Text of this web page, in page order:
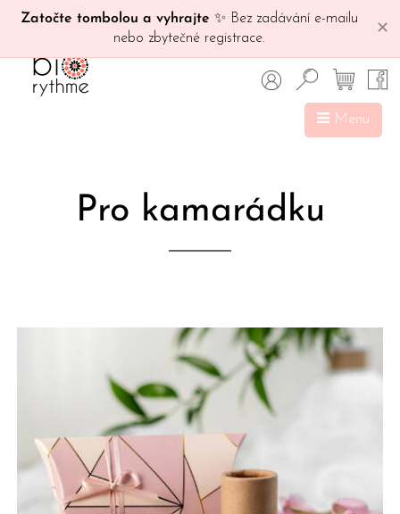
Zatočte tombolou a vyhrajte ✨ Bez zadávání e-mailu
nebo zbytečné registrace.
✕
Menu
Pro kamarádku